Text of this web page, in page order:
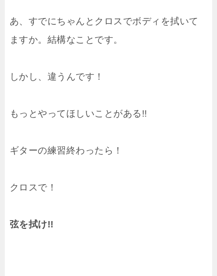
あ、すでにちゃんとクロスでボディを拭いて
ますか。結構なことです。
しかし、違うんです！
もっとやってほしいことがある!!
ギターの練習終わったら！
クロスで！
弦を拭け!!